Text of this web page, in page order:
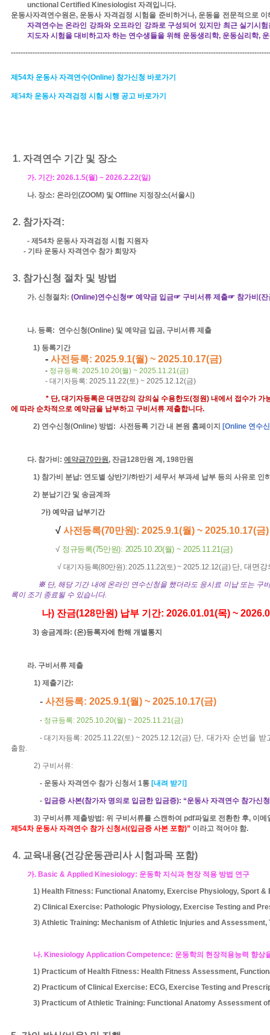
unctional Certified Kinesiologist 자격입니다.
운동사자격연수원은, 운동사 자격검정 시험을 준비하거나, 운동을 전문적으로
자격연수는 온라인 강좌와 오프라인 강좌로 구성되어 있지만 최근실기시
지도자 시험을 대비하고자 하는 연수생들을 위해 운동생리학, 운동심리학,
제 54차 운동사 자격연수(Online) 참가신청 바로가기
제 54차 운동사 자격검정 시험 시행 공고 바로가기
1. 자격연수 기간 및 장소
가.기간:2026.1.5(월) ~ 2026.2.22(일)
나. 장소: 온라인(ZOOM) 및Offline지정장소(서울시)
2. 참가자격 :
-제54차 운동사 자격검정 시험 지원자
-기타 운동사 자격연수 참가 희망자
3. 참가신청 절차 및 방법
가.신청절차: (Online)연수신청☞ 예약금 입금☞ 구비서류 제출☞ 참가비(잔
나. 등록: 연수신청(Online) 및 예약금 입금, 구비서류 제출
1) 등록기간
- 사전등록: 2025.9.1(월) ~ 2025.10.17(금)
- 정규등록: 2025.10.20(월) ~ 2025.11.21(금)
- 대기자등록: 2025.11.22(토) ~ 2025.12.12(금)
* 단, 대기자등록은 대면강의 강의실 수용한도(정원) 내에서 접수가 가
에 따라 순차적으로 예약금을 납부하고 구비서류 제출합니다.
2) 연수신청(Online) 방법 : 사전등록 기간 내 본원 홈페이지 [Online 연수
다. 참가비 :예약금70만원, 잔금128만원 계, 198만원
1) 참가비 분납: 연도별 상반기 /하반기 세무서 부과세 납부 등의 사유로 인
2) 분납기간 및 송금계좌
가)예약금 납부기간
√ 사전등록(70만원): 2025.9.1(월) ~ 2025.10.17(금)
√ 정규등록(75만원): 2025.10.20(월) ~ 2025.11.21(금)
√ 대기자등록(80만원):2025.11.22(토) ~ 2025.12.12(금) 단,대면강
※ 단, 해당 기간 내에 온라인 연수신청을 했더라도 응시료 미납 또는 구
록이 조기 종료될 수 있습니다.
나) 잔금(128만원) 납부 기간:2026.01.01(목) ~
3) 송금계좌: (온)등록자에 한해 개별통지
라. 구비서류 제출
1) 제출기간:
- 사전등록: 2025.9.1(월) ~ 2025.10.17(금)
- 정규등록: 2025.10.20(월) ~ 2025.11.21(금)
-대기자등록: 2025.11.22(토) ~ 2025.12.12(금) 단, 대가자 순번을 받
출함.
2) 구비서류:
- 운동사 자격연수 참가 신청서 1통 [내려 받기 ]
- 입금증 사본(참가자 명의로 입금한 입금증): “운동사 자격연수 참가신
3) 구비서류 제출방법 : 위 구비서류를 스캔하여 pdf파일로 전환한 후, 이메
제 54차 운동사 자격연수 참가 신청서(입금증 사본 포함)” 이라고 적어야 함.
4. 교육내용(건강운동관리사 시험과목 포함)
가. Basic & Applied Kinesiology: 운동학 지식과 현장 적용 방법 연구
1) Health Fitness: Functional Anatomy, Exercise Physiology, Sport
2) Clinical Exercise: Pathologic Physiology, Exercise Testing and
3) Athletic Training: Mechanism of Athletic Injuries and
나. Kinesiology Application Competence: 운동학의 현장적용능력 향상
1) Practicum of Health Fitness: Health Fitness Assessment,
2) Practicum of Clinical Exercise: ECG, Exercise Testing and
3) Practicum of Athletic Training: Functional Anatomy Assessment